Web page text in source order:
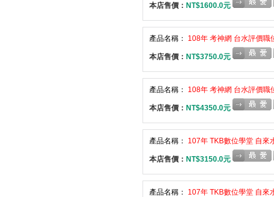
本店售價： NT$1600.0元
產品名稱： 108年 考神網 台水評價
本店售價： NT$3750.0元
產品名稱： 108年 考神網 台水評價
本店售價： NT$4350.0元
產品名稱： 107年 TKB數位學堂 自
本店售價： NT$3150.0元
產品名稱：
107年 TKB數位學堂 自來